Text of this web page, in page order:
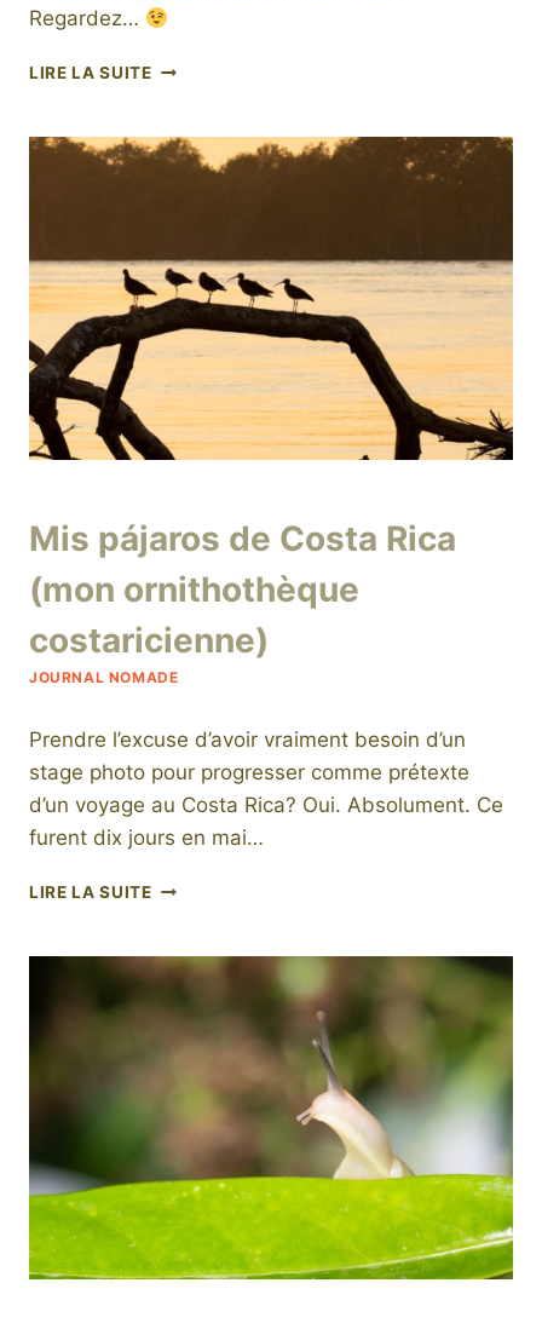
Regardez…
LIRE LA SUITEDES
PETITES
BLEUES
JOURNAL NOMADE
Mis pájaros de Costa Rica
(mon ornithothèque
costaricienne)
niro
Prendre l’excuse d’avoir vraiment besoin d’un
stage photo pour progresser comme prétexte
d’un voyage au Costa Rica? Oui. Absolument. Ce
furent dix jours en mai…
LIRE LA SUITEMIS
COSTA
(MON
ORNITHOTHÈQUE
COSTARICIENNE)